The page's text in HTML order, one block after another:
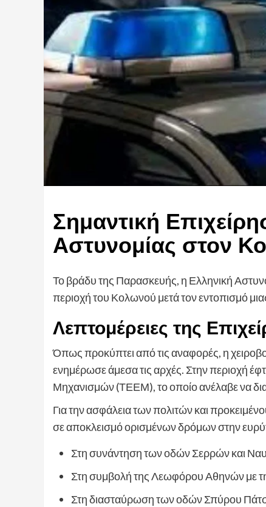
Σημαντική
Αστυνομίας στον
Το βράδυ της Παρασκευής, η Ελληνική
περιοχή του Κολωνού μετά τον εντοπισμό
Λεπτομέρειες της
Όπως προκύπτει από τις αναφορές, η
ενημέρωσε άμεσα τις αρχές. Στην περιοχή
Μηχανισμών (ΤΕΕΜ), το οποίο ανέλαβε να
Για την ασφάλεια των πολιτών και
σε αποκλεισμό ορισμένων δρόμων στην
Στη συνάντηση των οδών Σερρών και
Στη συμβολή της Λεωφόρου Αθηνών με
Στη διασταύρωση των οδών Σπύρου